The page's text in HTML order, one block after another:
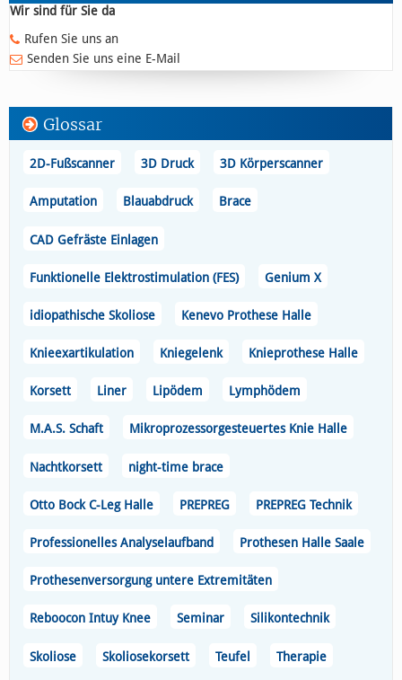
Wir sind für Sie da
Rufen Sie uns an
Senden Sie uns eine E-Mail
Glossar
2D-Fußscanner 3D Druck 3D Körperscanner
Amputation Blauabdruck Brace
CAD Gefräste Einlagen
Funktionelle Elektrostimulation (FES) Genium X
idiopathische Skoliose Kenevo Prothese Halle
Knieexartikulation Kniegelenk Knieprothese Halle
Korsett Liner Lipödem Lymphödem
M.A.S. Schaft Mikroprozessorgesteuertes Knie Halle
Nachtkorsett night-time brace
Otto Bock C-Leg Halle PREPREG PREPREG Technik
Professionelles Analyselaufband Prothesen Halle Saale
Prothesenversorgung untere Extremitäten
Reboocon Intuy Knee Seminar Silikontechnik
Skoliose Skoliosekorsett Teufel Therapie